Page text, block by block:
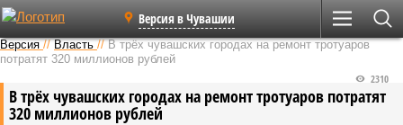
Версия в Чувашии
Версия //Власть //В трёх чувашских городах на ремонт тротуаров
потратят 320 миллионов рублей
В трёх чувашских городах на ремонт тротуаров потратят
320 миллионов рублей
2310